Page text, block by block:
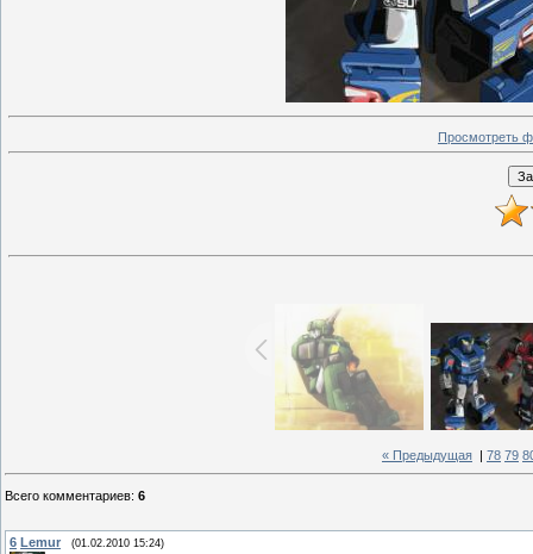
Просмотреть
« Предыдущая 78 79
Всего комментариев: 6
6 Lemur (01.02.2010 15:24)